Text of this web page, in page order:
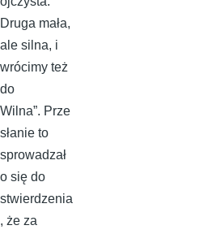
Druga mała,
ale silna, i
wrócimy też
do
Wilna”. Prze
słanie to
sprowadzał
o się do
stwierdzenia
, że za